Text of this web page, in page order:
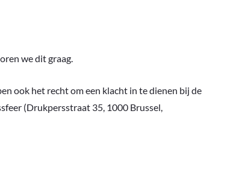
we dit graag.
ook het recht om een klacht in te dienen bij de
(Drukpersstraat 35, 1000 Brussel,